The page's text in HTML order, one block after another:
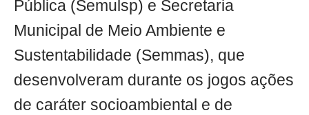
Pública (Semulsp) e Secretaria
Municipal de Meio Ambiente e
Sustentabilidade (Semmas), que
desenvolveram durante os jogos ações
de caráter socioambiental e de